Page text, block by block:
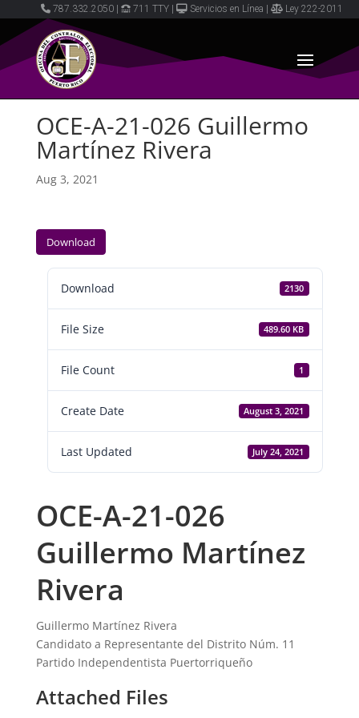
787.332.2050 711 TTY Servicios en Línea Ley 222-2011
OCE-A-21-026 Guillermo
Martínez Rivera
Aug 3, 2021
Download
Download 2130
File Size 489.60 KB
File Count 1
Create Date August 3, 2021
Last Updated July 24, 2021
OCE-A-21-026
Guillermo Martínez
Rivera
Guillermo Martínez Rivera
Candidato a Representante del Distrito Núm. 11
Partido Independentista Puertorriqueño
Attached Files